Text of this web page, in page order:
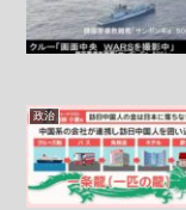
政治